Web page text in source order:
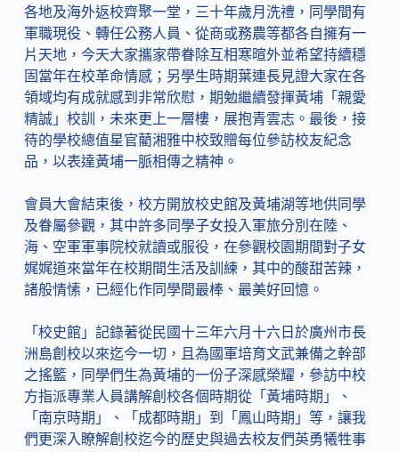
各地及海外返校齊聚一堂，三十年歲月洗禮，同學間有
軍職現役、轉任公務人員、從商或務農等都各自擁有一
片天地，今天大家攜家帶眷除互相寒暄外並希望持續穩
固當年在校革命情感；另學生時期葉連長見證大家在各
領域均有成就感到非常欣慰，期勉繼續發揮黃埔「親愛
精誠」校訓，未來更上一層樓，展抱青雲志。最後，接
待的學校總值星官藺湘雅中校致贈每位參訪校友紀念
品，以表達黃埔一脈相傳之精神。
會員大會結束後，校方開放校史館及黃埔湖等地供同學
及眷屬參觀，其中許多同學子女投入軍旅分別在陸、
海、空軍軍事院校就讀或服役，在參觀校園期間對子女
娓娓道來當年在校期間生活及訓練，其中的酸甜苦辣，
諸般情愫，已經化作同學間最棒、最美好回憶。
「校史館」記錄著從民國十三年六月十六日於廣州市長
洲島創校以來迄今一切，且為國軍培育文武兼備之幹部
之搖籃，同學們生為黃埔的一份子深感榮耀，參訪中校
方指派專業人員講解創校各個時期從「黃埔時期」、
「南京時期」、「成都時期」到「鳳山時期」等，讓我
們更深入瞭解創校迄今的歷史與過去校友們英勇犧牲事